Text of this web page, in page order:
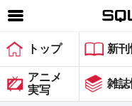
SQUARE ENIX 公
ゲーム
マガジン＆ブックス
トップ 新
アニメ
実写
雑誌